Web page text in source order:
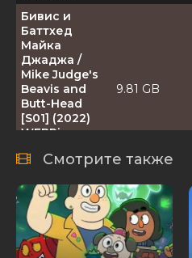
Бивис и
Баттхед
Майка
Джаджа /
Mike Judge's
Beavis and
Butt-Head
[S01] (2022)
WEBRip
TVShows
9.81 GB
Смотрите также